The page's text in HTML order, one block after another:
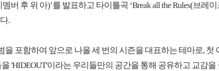
버 후 위 아)’를 발표하고 타이틀곡 ‘Break all the Rules(브레
.
을 포함하여 앞으로 나올 세 번의 시즌을 대표하는 테마로, 첫
'HIDEOUT'이라는 우리들만의 공간을 통해 공유하고 교감을